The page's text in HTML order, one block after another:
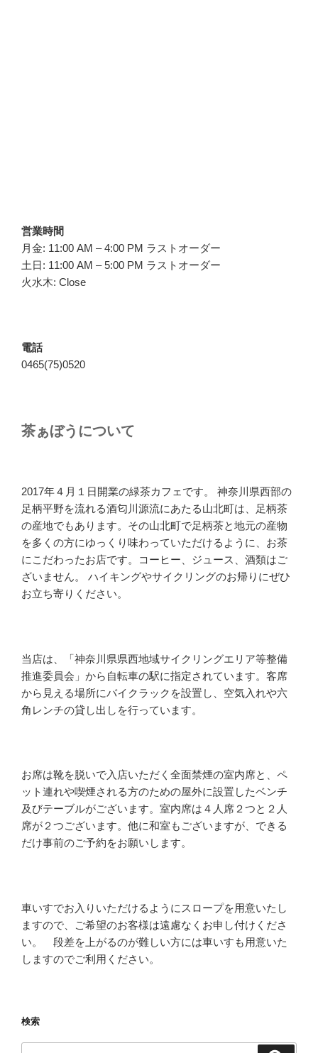
営業時間
月金: 11:00 AM – 4:00 PM ラストオーダー
土日: 11:00 AM – 5:00 PM ラストオーダー
火水木: Close
電話
0465(75)0520
茶ぁぼうについて
2017年４月１日開業の緑茶カフェです。 神奈川県西部の
足柄平野を流れる酒匂川源流にあたる山北町は、足柄茶
の産地でもあります。その山北町で足柄茶と地元の産物
を多くの方にゆっくり味わっていただけるように、お茶
にこだわったお店です。コーヒー、ジュース、酒類はご
ざいません。 ハイキングやサイクリングのお帰りにぜひ
お立ち寄りください。
当店は、「神奈川県県西地域サイクリングエリア等整備
推進委員会」から自転車の駅に指定されています。客席
から見える場所にバイクラックを設置し、空気入れや六
角レンチの貸し出しを行っています。
お席は靴を脱いで入店いただく全面禁煙の室内席と、ペ
ット連れや喫煙される方のための屋外に設置したベンチ
及びテーブルがございます。室内席は４人席２つと２人
席が２つございます。他に和室もございますが、できる
だけ事前のご予約をお願いします。
車いすでお入りいただけるようにスロープを用意いたし
ますので、ご希望のお客様は遠慮なくお申し付けくださ
い。 段差を上がるのが難しい方には車いすも用意いた
しますのでご利用ください。
検索